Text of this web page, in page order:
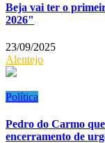
Beja vai ter o
2026"
23/09/2025
Alentejo
Política
Pedro do Carmo
encerramento de